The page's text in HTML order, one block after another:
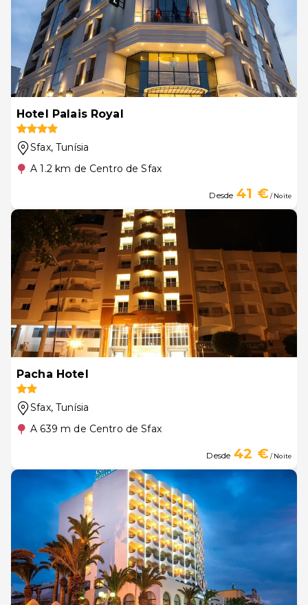
Hotel Palais Royal
Sfax, Tunísia
A 1.2 km de Centro de Sfax
Desde 41 €/ Noite
Pacha Hotel
Sfax, Tunísia
A 639 m de Centro de Sfax
Desde 42 €/ Noite